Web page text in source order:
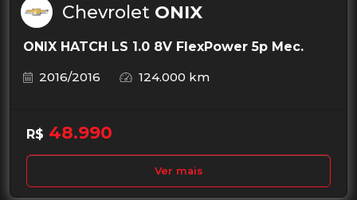
Chevrolet ONIX
ONIX HATCH LS 1.0 8V FlexPower 5p Mec.
2016/2016
124.000 km
R$ 48.990
Ver mais